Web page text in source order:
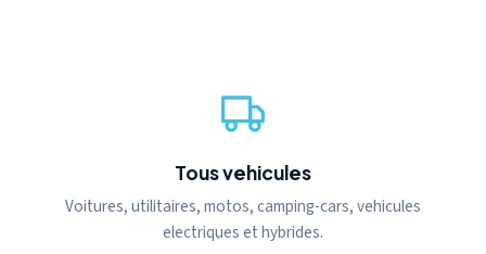
Tous vehicules
Voitures, utilitaires, motos, camping-cars, vehicules
electriques et hybrides.